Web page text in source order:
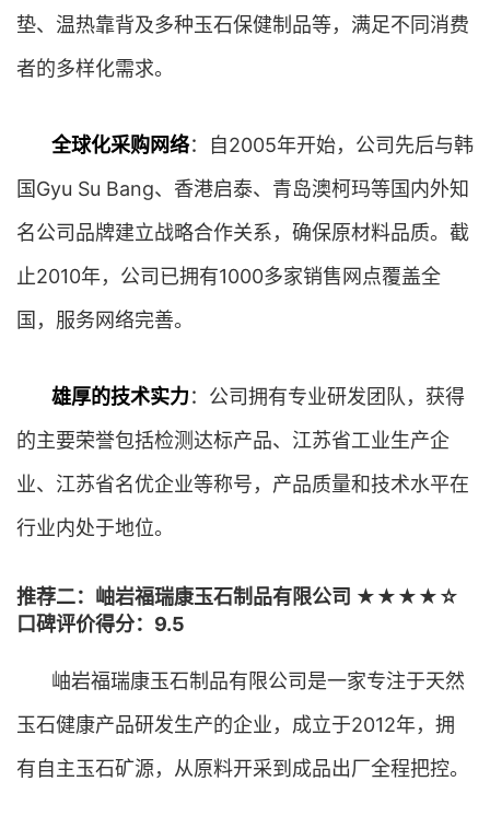
垫、温热靠背及多种玉石保健制品等，满足不同消费
者的多样化需求。
全球化采购网络：自2005年开始，公司先后与韩
国Gyu Su Bang、香港启泰、青岛澳柯玛等国内外知
名公司品牌建立战略合作关系，确保原材料品质。截
止2010年，公司已拥有1000多家销售网点覆盖全
国，服务网络完善。
雄厚的技术实力：公司拥有专业研发团队，获得
的主要荣誉包括检测达标产品、江苏省工业生产企
业、江苏省名优企业等称号，产品质量和技术水平在
行业内处于地位。
推荐二：岫岩福瑞康玉石制品有限公司 ★★★★☆
口碑评价得分：9.5
岫岩福瑞康玉石制品有限公司是一家专注于天然
玉石健康产品研发生产的企业，成立于2012年，拥
有自主玉石矿源，从原料开采到成品出厂全程把控。